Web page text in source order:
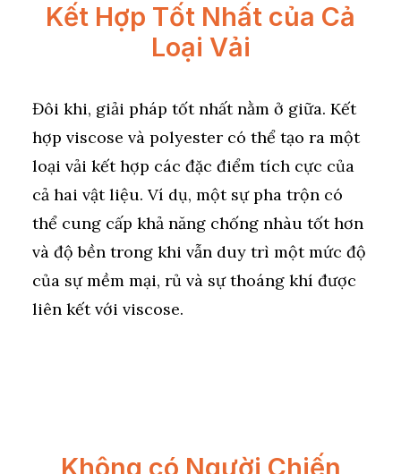
Kết Hợp Tốt Nhất của Cả
Loại Vải
Đôi khi, giải pháp tốt nhất nằm ở giữa. Kết
hợp viscose và polyester có thể tạo ra một
loại vải kết hợp các đặc điểm tích cực của
cả hai vật liệu. Ví dụ, một sự pha trộn có
thể cung cấp khả năng chống nhàu tốt hơn
và độ bền trong khi vẫn duy trì một mức độ
của sự mềm mại, rủ và sự thoáng khí được
liên kết với viscose.
Không có Người Chiến